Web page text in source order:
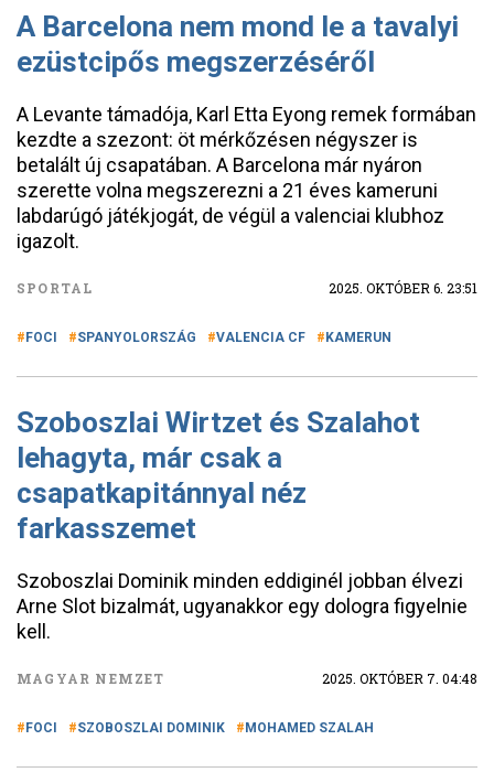
A Barcelona nem mond le a tavalyi
ezüstcipős megszerzéséről
A Levante támadója, Karl Etta Eyong remek formában
kezdte a szezont: öt mérkőzésen négyszer is
betalált új csapatában. A Barcelona már nyáron
szerette volna megszerezni a 21 éves kameruni
labdarúgó játékjogát, de végül a valenciai klubhoz
igazolt.
SPORTAL 2025. OKTÓBER 6. 23:51
FOCI SPANYOLORSZÁG VALENCIA CF KAMERUN
Szoboszlai Wirtzet és Szalahot
lehagyta, már csak a
csapatkapitánnyal néz
farkasszemet
Szoboszlai Dominik minden eddiginél jobban élvezi
Arne Slot bizalmát, ugyanakkor egy dologra figyelnie
kell.
MAGYAR NEMZET 2025. OKTÓBER 7. 04:48
FOCI SZOBOSZLAI DOMINIK MOHAMED SZALAH